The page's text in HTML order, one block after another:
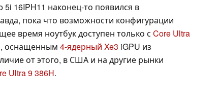
16IPH11 наконец-то появился в
пока что возможности конфигурации
время ноутбук доступен только с Core Ultra
оснащенным 4-ядерный Xe3 iGPU из
от этого, в США и на другие рынки
Ultra 9 386H.